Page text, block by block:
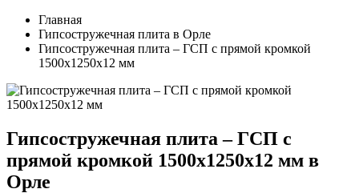
Главная
Гипсостружечная плита в Орле
Гипсостружечная плита – ГСП с прямой кромкой
1500х1250х12 мм
Гипсостружечная плита – ГСП с
прямой кромкой 1500х1250х12 мм в
Орле